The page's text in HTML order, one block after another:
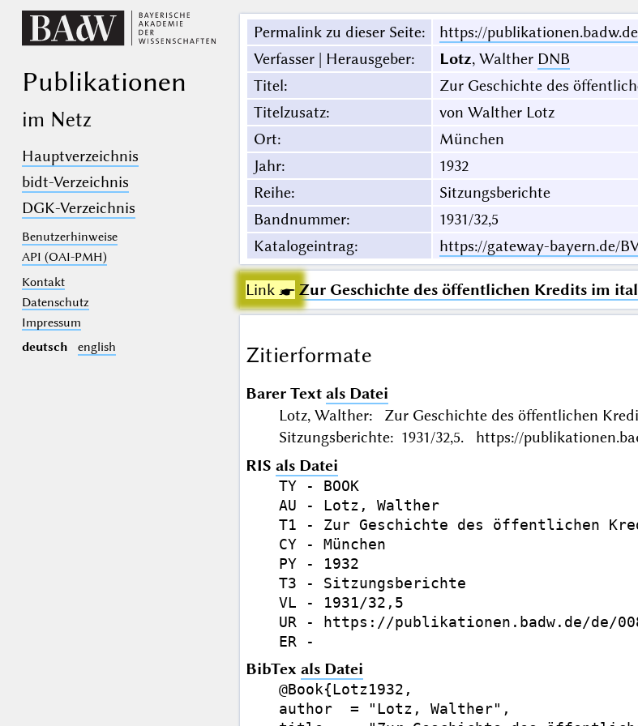
Publikationen
im Netz
Hauptverzeichnis
bidt-Verzeichnis
DGK-Verzeichnis
Benutzerhinweise
API (OAI-PMH)
Kontakt
Datenschutz
Impressum
deutsch
english
Permalink zu dieser Seite:
https://
Verfasser | Herausgeber: Lotz, Walther DNB
Titel:
Zur Geschichte des
Titelzusatz:
von Walther Lotz
Ort:
München
Jahr:
1932
Reihe:
Sitzungsberichte
Bandnummer:
1931/32,5
Katalogeintrag: https://gateway-bayern.de/
Link ☛ Zur Geschichte des öffentlichen Kredits im
Zitierformate
Barer Text als Datei
Lotz, Walther: Zur Geschichte des öffentlichen
Sitzungsberichte: 1931/32,5. https://
RIS als Datei
TY - BOOK
AU - Lotz, Walther
T1 - Zur Geschichte des öffentlichen
CY - München
PY - 1932
T3 - Sitzungsberichte
VL - 1931/32,5
UR - https://publikationen.badw.de/de/
BibTex als Datei
@Book{Lotz1932,
author  = "Lotz, Walther",